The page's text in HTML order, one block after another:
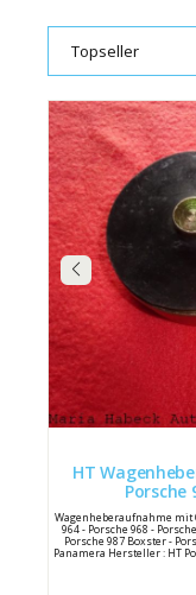
HT
Wagenheberaufnahme mit
964 - Porsche 968 -
Porsche 987 Boxster -
Panamera Hersteller : HT